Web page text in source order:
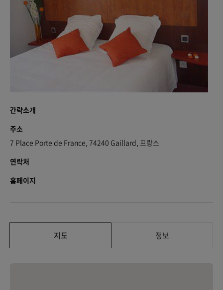
간략소개
주소
7 Place Porte de France, 74240 Gaillard, 프랑스
연락처
홈페이지
지도 정보